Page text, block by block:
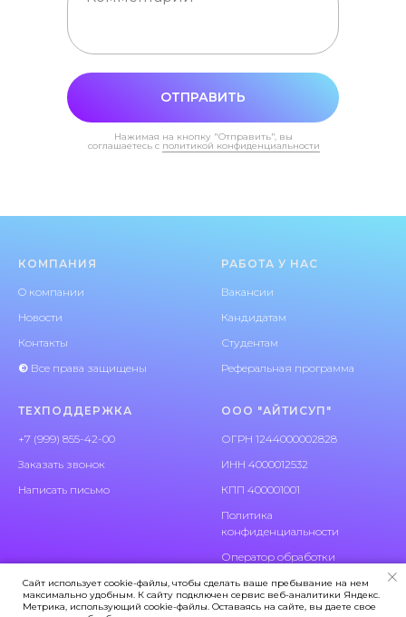
ОТПРАВИТЬ
Нажимая на кнопку "Отправить", вы
соглашаетесь с политикой конфиденциальности
КОМПАНИЯ
O компании
Новости
Контакты
© Все права защищены
РАБОТА У НАС
Вакансии
Кандидатам
Студентам
Реферальная программа
ТЕХПОДДЕРЖКА
+7 (999) 855-42-00
Заказать звонок
Написать письмо
ООО "АЙТИСУП"
ОГРН 1244000002828
ИНН 4000012532
КПП 400001001
Политика
конфиденциальности
Оператор обработки
Сайт использует cookie-файлы, чтобы сделать ваше пребывание на нем
максимально удобным. К cайту подключен сервис веб-аналитики Яндекс.
Метрика, использующий cookie-файлы. Оставаясь на сайте, вы даете свое